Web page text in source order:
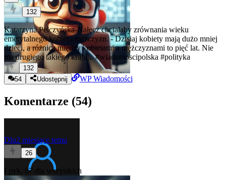
132
Katarzyna Pełczyńska-Nałęcz chciałaby zrównania wieku
emerytalnego kobiet i mężczyzn. - Dzisiaj kobiety mają dużo mniej
dzieci, a różnica między kobietami a mężczyznami to pięć lat. Nie
ma drugiego takiego kraju...#wiadomoscipolska #polityka
132
54
Udostępnij WP Wiadomości
Komentarze (54)
Dlu2 miesiące temu
26
I pyk, 67 dla wszystkich